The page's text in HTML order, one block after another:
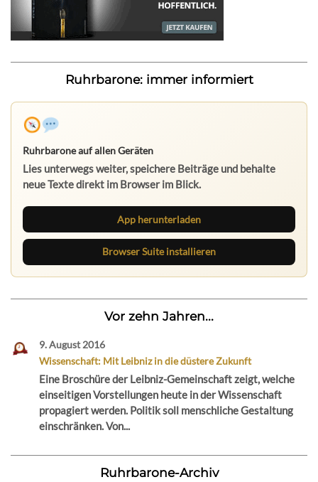
Ruhrbarone: immer informiert
Ruhrbarone auf allen Geräten
Lies unterwegs weiter, speichere Beiträge und behalte
neue Texte direkt im Browser im Blick.
App herunterladen
Browser Suite installieren
Vor zehn Jahren...
9. August 2016
Wissenschaft: Mit Leibniz in die düstere Zukunft
Eine Broschüre der Leibniz-Gemeinschaft zeigt, welche
einseitigen Vorstellungen heute in der Wissenschaft
propagiert werden. Politik soll menschliche Gestaltung
einschränken. Von...
Ruhrbarone-Archiv